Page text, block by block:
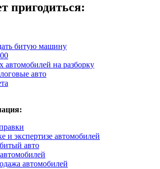
пригодиться:
битую машину
на разборку
авто
и экспертизе автомобилей
авто
автомобилей